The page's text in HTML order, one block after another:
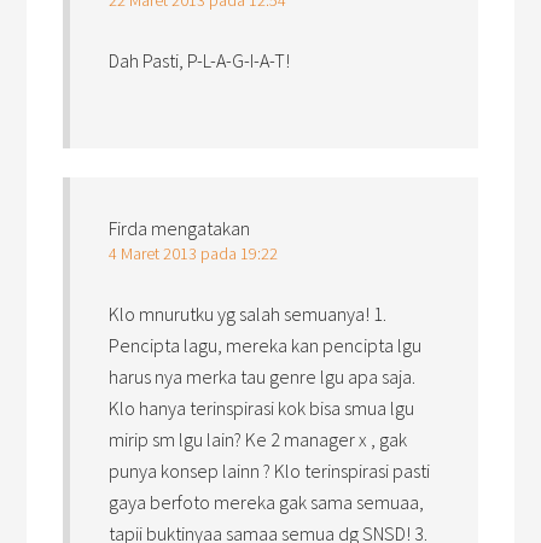
Dah Pasti, P-L-A-G-I-A-T!
Firda mengatakan
4 Maret 2013 pada 19:22
Klo mnurutku yg salah semuanya! 1.
Pencipta lagu, mereka kan pencipta lgu
harus nya merka tau genre lgu apa saja.
Klo hanya terinspirasi kok bisa smua lgu
mirip sm lgu lain? Ke 2 manager x , gak
punya konsep lainn ? Klo terinspirasi pasti
gaya berfoto mereka gak sama semuaa,
tapii buktinyaa samaa semua dg SNSD! 3.